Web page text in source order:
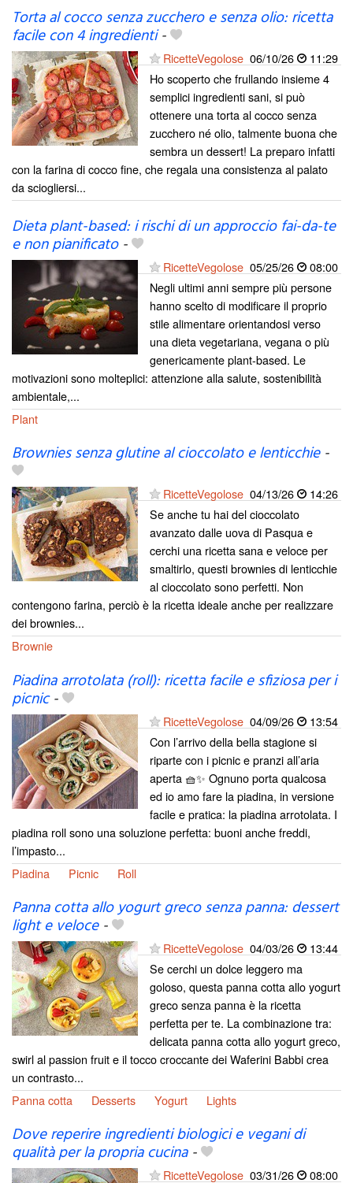
Torta al cocco senza zucchero e senza olio: ricetta
facile con 4 ingredienti-
RicetteVegolose 06/10/26
11:29
Ho scoperto che frullando insieme 4
semplici ingredienti sani, si può
ottenere una torta al cocco senza
zucchero né olio, talmente buona che
sembra un dessert! La preparo infatti
con la farina di cocco fine, che regala una consistenza al palato
da sciogliersi...
Dieta plant-based: i rischi di un approccio fai-da-te
e non pianificato-
RicetteVegolose 05/25/26
08:00
Negli ultimi anni sempre più persone
hanno scelto di modificare il proprio
stile alimentare orientandosi verso
una dieta vegetariana, vegana o più
genericamente plant-based. Le
motivazioni sono molteplici: attenzione alla salute, sostenibilità
ambientale,...
Plant
Brownies senza glutine al cioccolato e lenticchie-
RicetteVegolose 04/13/26
14:26
Se anche tu hai del cioccolato
avanzato dalle uova di Pasqua e
cerchi una ricetta sana e veloce per
smaltirlo, questi brownies di lenticchie
al cioccolato sono perfetti. Non
contengono farina, perciò è la ricetta ideale anche per realizzare
dei brownies...
Brownie
Piadina arrotolata (roll): ricetta facile e sfiziosa per i
picnic-
RicetteVegolose 04/09/26
13:54
Con l’arrivo della bella stagione si
riparte con i picnic e pranzi all’aria
aperta 🧺✨ Ognuno porta qualcosa
ed io amo fare la piadina, in versione
facile e pratica: la piadina arrotolata. I
piadina roll sono una soluzione perfetta: buoni anche freddi,
l’impasto...
Piadina
Picnic Roll
Panna cotta allo yogurt greco senza panna: dessert
light e veloce-
RicetteVegolose 04/03/26
13:44
Se cerchi un dolce leggero ma
goloso, questa panna cotta allo yogurt
greco senza panna è la ricetta
perfetta per te. La combinazione tra:
delicata panna cotta allo yogurt greco,
swirl al passion fruit e il tocco croccante dei Waferini Babbi crea
un contrasto...
Panna cotta
Desserts Yogurt Lights
Dove reperire ingredienti biologici e vegani di
qualità per la propria cucina-
RicetteVegolose 03/31/26 08:00